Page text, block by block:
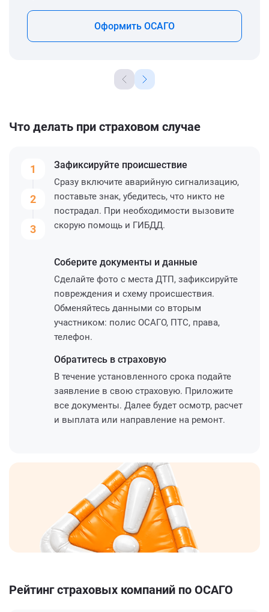
Оформить ОСАГО
Что делать при страховом случае
1
2
3
Зафиксируйте происшествие
Сразу включите аварийную сигнализацию,
поставьте знак, убедитесь, что никто не
пострадал. При необходимости вызовите
скорую помощь и ГИБДД.
Соберите документы и данные
Сделайте фото с места ДТП, зафиксируйте
повреждения и схему происшествия.
Обменяйтесь данными со вторым
участником: полис ОСАГО, ПТС, права,
телефон.
Обратитесь в страховую
В течение установленного срока подайте
заявление в свою страховую. Приложите
все документы. Далее будет осмотр, расчет
и выплата или направление на ремонт.
Рейтинг страховых компаний по ОСАГО